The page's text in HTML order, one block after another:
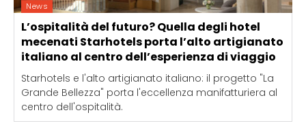
News
L’ospitalità del futuro? Quella degli hotel
mecenati Starhotels porta l’alto artigianato
italiano al centro dell’esperienza di viaggio
Starhotels e l'alto artigianato italiano: il progetto "La
Grande Bellezza" porta l'eccellenza manifatturiera al
centro dell'ospitalità.